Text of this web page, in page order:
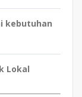
kebutuhan
Lokal